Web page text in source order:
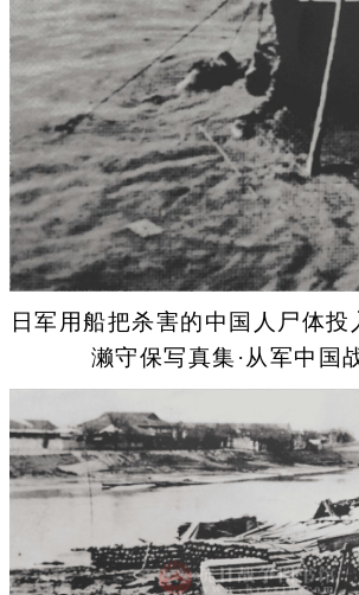
日军用船把杀害的中国人尸体
濑守保写真集·从军中国